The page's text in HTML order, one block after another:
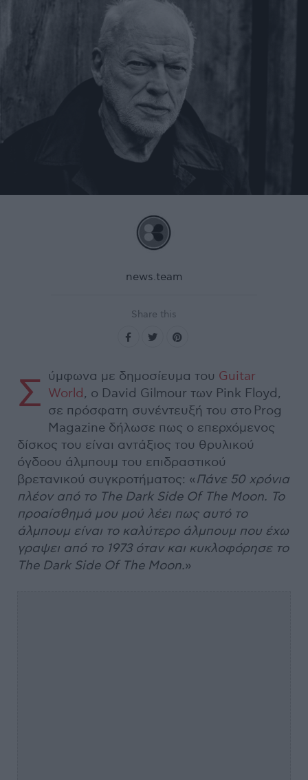
news.team
Share this
Σ ύμφωνα με δημοσίευμα του Guitar
World, ο David Gilmour των Pink Floyd,
σε πρόσφατη συνέντευξή του στο Prog
Magazine δήλωσε πως ο επερχόμενος
δίσκος του είναι αντάξιος του θρυλικού
όγδοου άλμπουμ του επιδραστικού
βρετανικού συγκροτήματος: «Πάνε 50 χρόνια
πλέον από το The Dark Side Of The Moon. Το
προαίσθημά μου μού λέει πως αυτό το
άλμπουμ είναι το καλύτερο άλμπουμ που έχω
γραψει από το 1973 όταν και κυκλοφόρησε το
The Dark Side Of The Moon.»